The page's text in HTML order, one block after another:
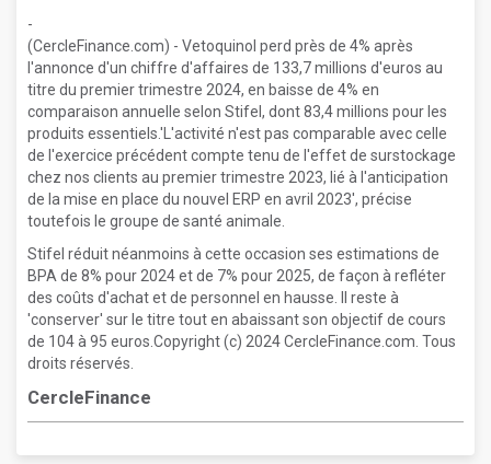
-
(CercleFinance.com) - Vetoquinol perd près de 4% après
l'annonce d'un chiffre d'affaires de 133,7 millions d'euros au
titre du premier trimestre 2024, en baisse de 4% en
comparaison annuelle selon Stifel, dont 83,4 millions pour les
produits essentiels.'L'activité n'est pas comparable avec celle
de l'exercice précédent compte tenu de l'effet de surstockage
chez nos clients au premier trimestre 2023, lié à l'anticipation
de la mise en place du nouvel ERP en avril 2023', précise
toutefois le groupe de santé animale.
Stifel réduit néanmoins à cette occasion ses estimations de
BPA de 8% pour 2024 et de 7% pour 2025, de façon à refléter
des coûts d'achat et de personnel en hausse. Il reste à
'conserver' sur le titre tout en abaissant son objectif de cours
de 104 à 95 euros.Copyright (c) 2024 CercleFinance.com. Tous
droits réservés.
CercleFinance